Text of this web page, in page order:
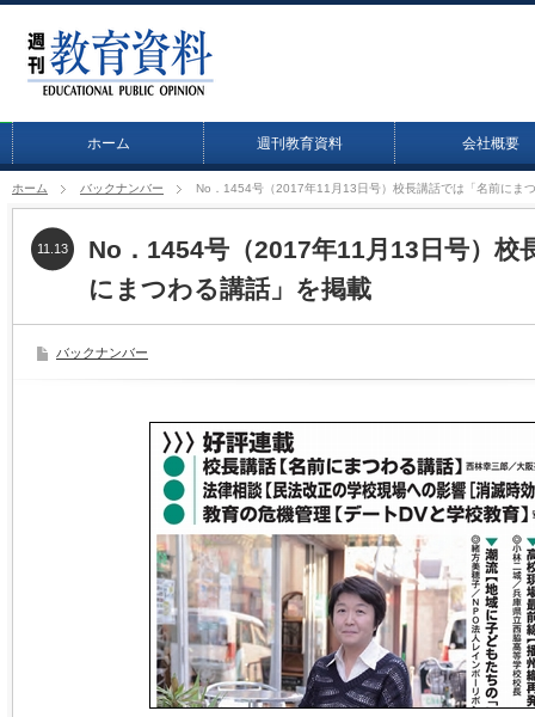
ホーム 週刊教育資料 会社概要
ホーム バックナンバー No．1454号（2017年11月13日号）校長講話では「名前にま
No．1454号（2017年11月13日号）校
にまつわる講話」を掲載
11.13
バックナンバー